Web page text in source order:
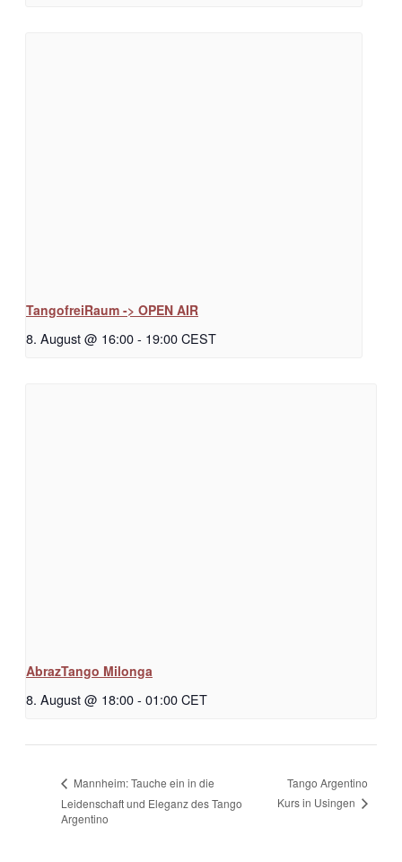
TangofreiRaum -> OPEN AIR
8. August @ 16:00- 19:00CEST
AbrazTango Milonga
8. August @ 18:00- 01:00CET
Mannheim: Tauche ein in die
Leidenschaft und Eleganz des Tango
Argentino
Tango Argentino
Kurs in Usingen